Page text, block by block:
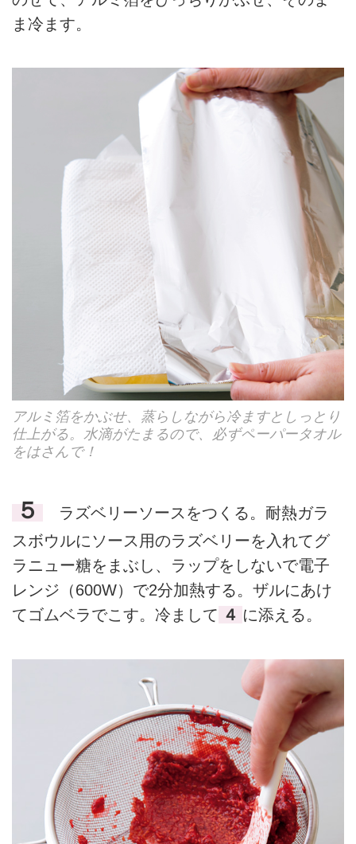
ま冷ます。
アルミ箔をかぶせ、蒸らしながら冷ますとしっとり
仕上がる。水滴がたまるので、必ずペーパータオル
をはさんで！
５
ラズベリーソースをつくる。耐熱ガラ
スボウルにソース用のラズベリーを入れてグ
ラニュー糖をまぶし、ラップをしないで電子
レンジ（600W）で2分加熱する。ザルにあけ
てゴムベラでこす。冷まして ４ に添える。